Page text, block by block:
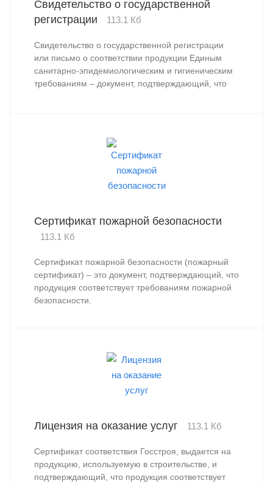
Свидетельство о государственной
регистрации
113.1 Кб
Свидетельство о государственной регистрации
или письмо о соответствии продукции Единым
санитарно-эпидемиологическим и гигиеническим
требованиям – документ, подтверждающий, что
Сертификат пожарной безопасности
113.1 Кб
Сертификат пожарной безопасности (пожарный
сертификат) – это документ, подтверждающий, что
продукция соответствует требованиям пожарной
безопасности.
Лицензия на оказание услуг 113.1 Кб
Сертификат соответствия Госстроя, выдается на
продукцию, используемую в строительстве, и
подтверждающий, что продукция соответствует